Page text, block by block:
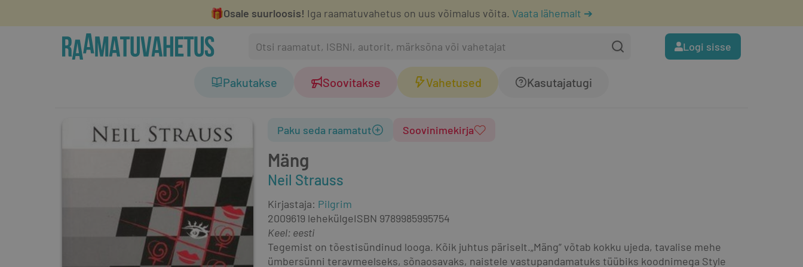
🎁Osale suurloosis! Iga raamatuvahetus on uus võimalus võita. Vaata lähemalt ➔
Logi sisse
Pakutakse Soovitakse Vahetused Kasutajatugi
Mäng
Neil Strauss
Paku seda raamatut Soovinimekirja
Kirjastaja: Pilgrim
2009619 lehekülgeISBN 9789985995754
Keel: eesti
Tegemist on tõestisündinud looga. Kõik juhtus päriselt.„Mäng” võtab kokku ujeda, tavalise mehe
ümbersünni terav­meelseks, sõnaosavaks, naistele vastupandamatuks­ tüü­biks koodnimega Style